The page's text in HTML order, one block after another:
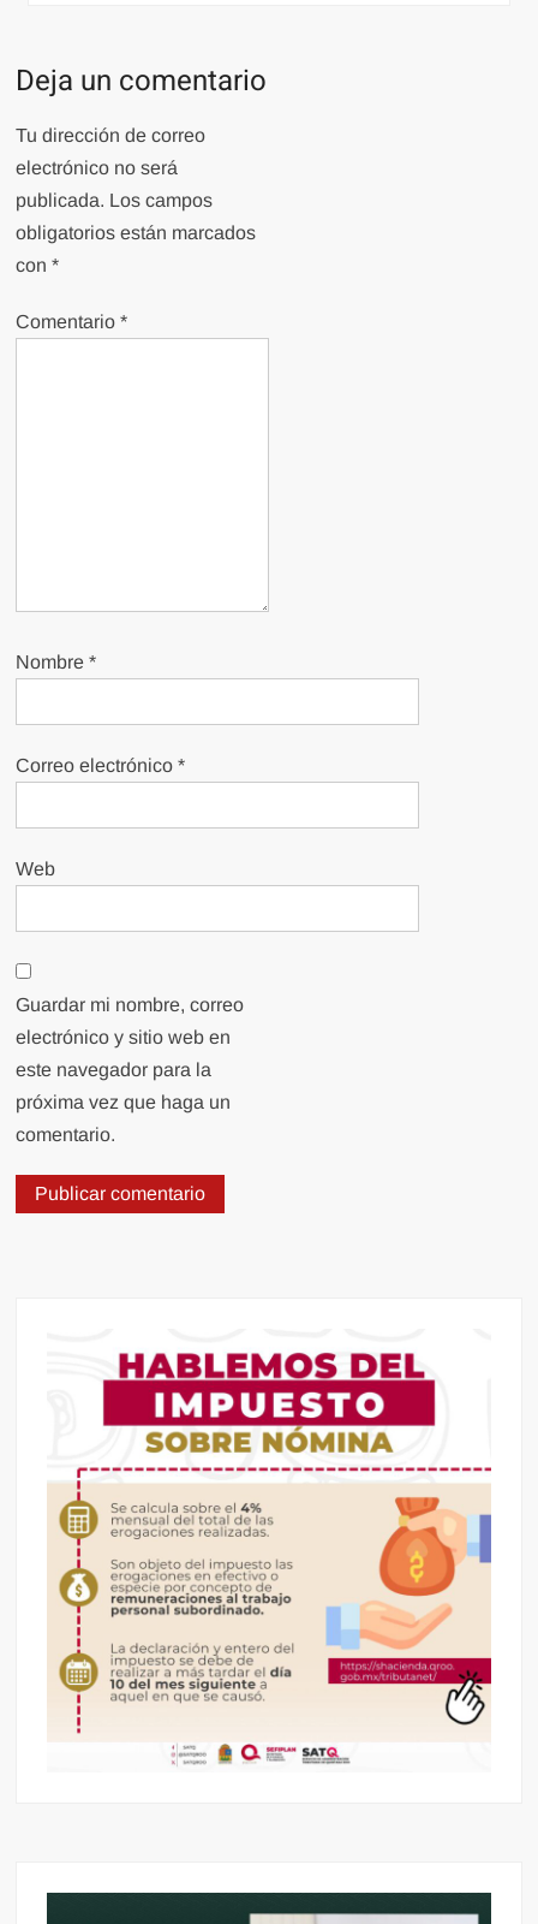
Deja un comentario
Tu dirección de correo
electrónico no será
publicada. Los campos
obligatorios están marcados
con*
Comentario*
Nombre*
Correo electrónico*
Web
Guardar mi nombre, correo
electrónico y sitio web en
este navegador para la
próxima vez que haga un
comentario.